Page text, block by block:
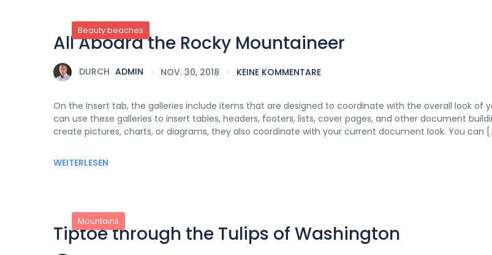
Beauty beaches
All Aboard the Rocky Mountaineer
DURCH ADMIN NOV. 30, 2018 KEINE KOMMENTARE
On the Insert tab, the galleries include items that are designed to coordinate with the overall look of
can use these galleries to insert tables, headers, footers, lists, cover pages, and other document
create pictures, charts, or diagrams, they also coordinate with your current document look. You can
WEITERLESEN
Mountains
Tiptoe through the Tulips of Washington